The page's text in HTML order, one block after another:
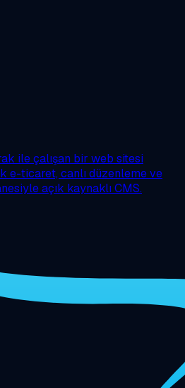
ile çalışan bir web sitesi
e-ticaret, canlı düzenleme ve
açık kaynaklı CMS.